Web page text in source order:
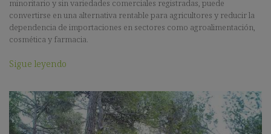
minoritario y sin variedades comerciales registradas, puede
convertirse en una alternativa rentable para agricultores y reducir la
dependencia de importaciones en sectores como agroalimentación,
cosmética y farmacia.
Sigue leyendo